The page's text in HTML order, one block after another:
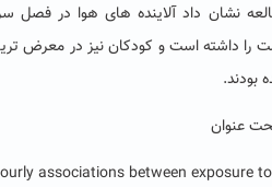
داد آلاینده های هوا در فصل سرد
است و کودکان نیز در معرض ترین
Hourly associations between